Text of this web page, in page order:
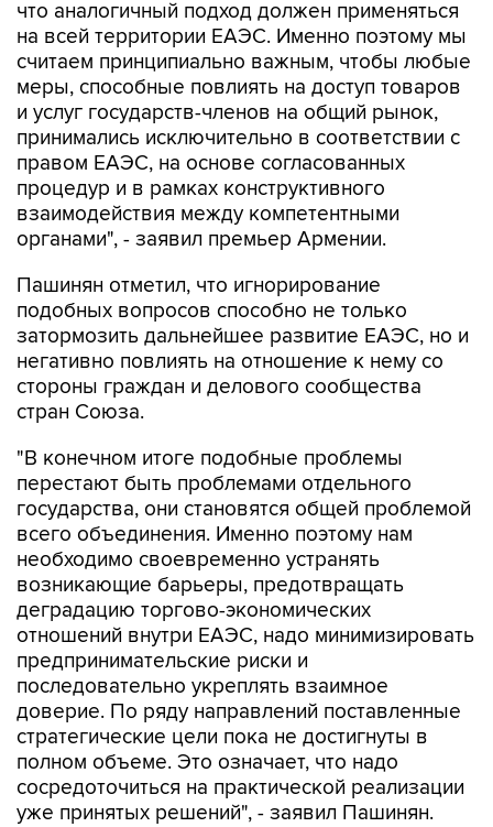
что аналогичный подход должен применяться
на всей территории ЕАЭС. Именно поэтому мы
считаем принципиально важным, чтобы любые
меры, способные повлиять на доступ товаров
и услуг государств-членов на общий рынок,
принимались исключительно в соответствии с
правом ЕАЭС, на основе согласованных
процедур и в рамках конструктивного
взаимодействия между компетентными
органами", - заявил премьер Армении.
Пашинян отметил, что игнорирование
подобных вопросов способно не только
затормозить дальнейшее развитие ЕАЭС, но и
негативно повлиять на отношение к нему со
стороны граждан и делового сообщества
стран Союза.
"В конечном итоге подобные проблемы
перестают быть проблемами отдельного
государства, они становятся общей проблемой
всего объединения. Именно поэтому нам
необходимо своевременно устранять
возникающие барьеры, предотвращать
деградацию торгово-экономических
отношений внутри ЕАЭС, надо минимизировать
предпринимательские риски и
последовательно укреплять взаимное
доверие. По ряду направлений поставленные
стратегические цели пока не достигнуты в
полном объеме. Это означает, что надо
сосредоточиться на практической реализации
уже принятых решений", - заявил Пашинян.